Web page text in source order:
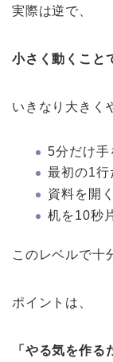
実際は逆で、
小さく動くこと
いきなり大きく
5分だけ手
最初の1行
資料を開
机を10秒
このレベルで十
ポイントは、
「やる気を作